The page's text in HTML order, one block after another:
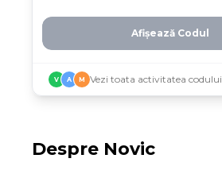
Afișează Codul
V A M Vezi toata activitatea codului
Despre Novic